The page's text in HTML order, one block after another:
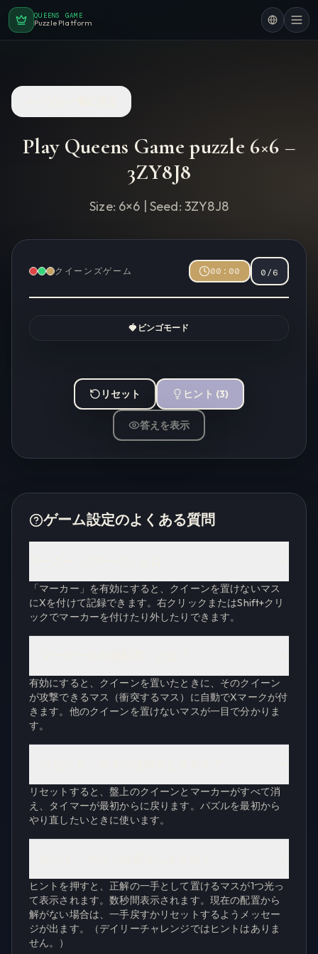
QUEENS GAME
Puzzle Platform
Play Queens Game puzzle 6×6 –
3ZY8J8
Size: 6×6 | Seed: 3ZY8J8
クイーンズゲーム 00:00 0/6
🍓 ビンゴモード
リセット ヒント (3)
答えを表示
ゲーム設定のよくある質問
「マーカー」を有効にすると、クイーンを置けないマス
にXを付けて記録できます。右クリックまたはShift+クリ
ックでマーカーを付けたり外したりできます。
有効にすると、クイーンを置いたときに、そのクイーン
が攻撃できるマス（衝突するマス）に自動でXマークが付
きます。他のクイーンを置けないマスが一目で分かりま
す。
リセットすると、盤上のクイーンとマーカーがすべて消
え、タイマーが最初からに戻ります。パズルを最初から
やり直したいときに使います。
ヒントを押すと、正解の一手として置けるマスが1つ光っ
て表示されます。数秒間表示されます。現在の配置から
解がない場合は、一手戻すかリセットするようメッセー
ジが出ます。（デイリーチャレンジではヒントはありま
せん。）